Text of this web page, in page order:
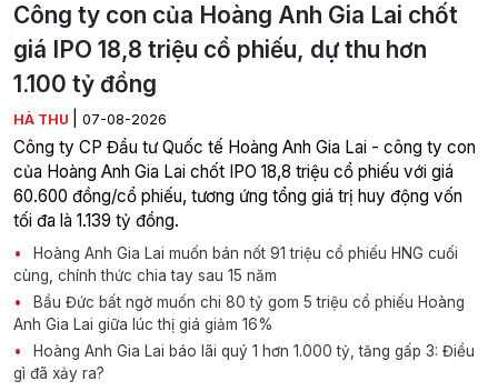
Công ty con của Hoàng Anh Gia Lai chốt
giá IPO 18,8 triệu cổ phiếu, dự thu hơn
1.100 tỷ đồng
HÀ THU 07-08-2026
Công ty CP Đầu tư Quốc tế Hoàng Anh Gia Lai - công ty con
của Hoàng Anh Gia Lai chốt IPO 18,8 triệu cổ phiếu với giá
60.600 đồng/cổ phiếu, tương ứng tổng giá trị huy động vốn
tối đa là 1.139 tỷ đồng.
Hoàng Anh Gia Lai muốn bán nốt 91 triệu cổ phiếu HNG cuối
cùng, chính thức chia tay sau 15 năm
Bầu Đức bất ngờ muốn chi 80 tỷ gom 5 triệu cổ phiếu Hoàng
Anh Gia Lai giữa lúc thị giá giảm 16%
Hoàng Anh Gia Lai báo lãi quý 1 hơn 1.000 tỷ, tăng gấp 3: Điều
gì đã xảy ra?